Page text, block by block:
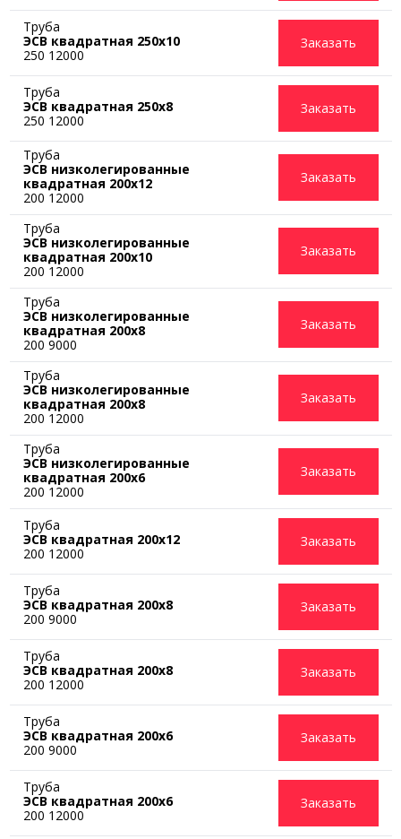
Труба
ЭСВ квадратная 250х10
250 12000
Заказать
Труба
ЭСВ квадратная 250х8
250 12000
Заказать
Труба
ЭСВ низколегированные
квадратная 200x12
200 12000
Заказать
Труба
ЭСВ низколегированные
квадратная 200x10
200 12000
Заказать
Труба
ЭСВ низколегированные
квадратная 200x8
200 9000
Заказать
Труба
ЭСВ низколегированные
квадратная 200x8
200 12000
Заказать
Труба
ЭСВ низколегированные
квадратная 200x6
200 12000
Заказать
Труба
ЭСВ квадратная 200х12
200 12000
Заказать
Труба
ЭСВ квадратная 200х8
200 9000
Заказать
Труба
ЭСВ квадратная 200х8
200 12000
Заказать
Труба
ЭСВ квадратная 200х6
200 9000
Заказать
Труба
ЭСВ квадратная 200х6
200 12000
Заказать